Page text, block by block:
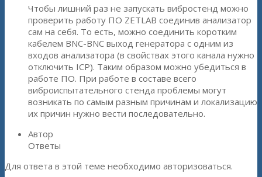
Чтобы лишний раз не запускать вибростенд можно
проверить работу ПО ZETLAB соединив анализатор
сам на себя. То есть, можно соединить коротким
кабелем BNC-BNC выход генератора с одним из
входов анализатора (в свойствах этого канала нужно
отключить ICP). Таким образом можно убедиться в
работе ПО. При работе в составе всего
виброиспытательного стенда проблемы могут
возникать по самым разным причинам и локализацию
их причин нужно вести последовательно.
Автор
Ответы
Для ответа в этой теме необходимо авторизоваться.